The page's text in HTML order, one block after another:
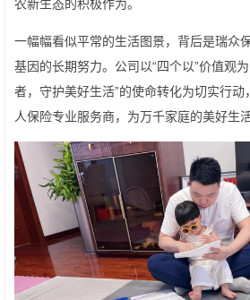
农新生态的积极作为。
一幅幅看似平常的生活图景，背后是瑞众
基因的长期努力。公司以“四个以”价值观
者，守护美好生活”的使命转化为切实行
人保险专业服务商，为万千家庭的美好生